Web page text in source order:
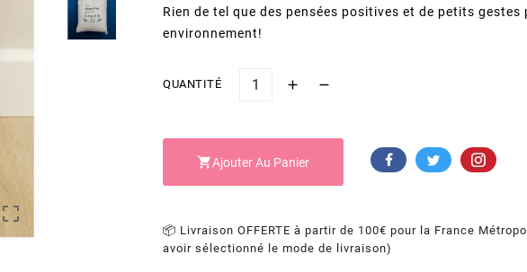

Rien de tel que des pensées positives et de petits gestes
environnement!
QUANTITÉ
Ajouter Au Panier
📦 Livraison OFFERTE à partir de 100€ pour la France
avoir sélectionné le mode de livraison)